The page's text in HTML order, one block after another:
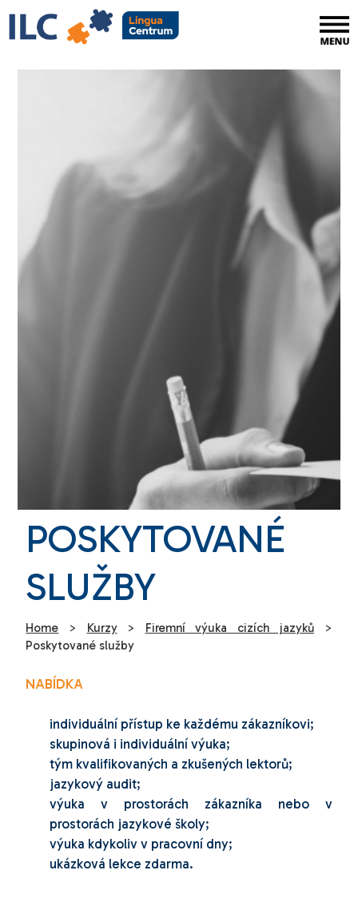
POSKYTOVANÉ
SLUŽBY
Home > Kurzy > Firemní výuka cizích jazyků
>
Poskytované služby
NABÍDKA
individuální přístup ke každému zákazníkovi;
skupinová i individuální výuka;
tým kvalifikovaných a zkušených lektorů;
jazykový audit;
výuka v prostorách zákazníka nebo v
prostorách jazykové školy;
výuka kdykoliv v pracovní dny;
ukázková lekce zdarma.